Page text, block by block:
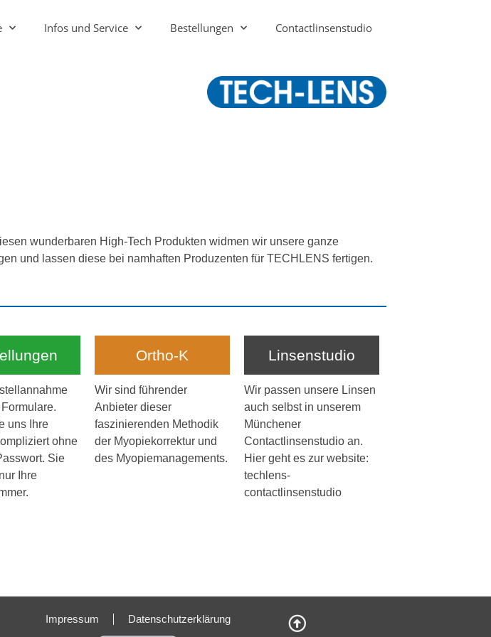
Infos und Service Bestellungen Contactlinsenstudio
wunderbaren High-Tech Produkten widmen wir unsere ganze
und lassen diese bei namhaften Produzenten für TECHLENS fertigen.
uns Ihre
ohne
Sie
Ihre
Ortho-K
Wir sind führender
Anbieter dieser
faszinierenden Methodik
der Myopiekorrektur und
des Myopiemanagements.
Linsenstudio
Wir passen unsere Linsen
auch selbst in unserem
Münchener
Contactlinsenstudio an.
Hier geht es zur website:
techlens-
contactlinsenstudio
Impressum Datenschutzerklärung